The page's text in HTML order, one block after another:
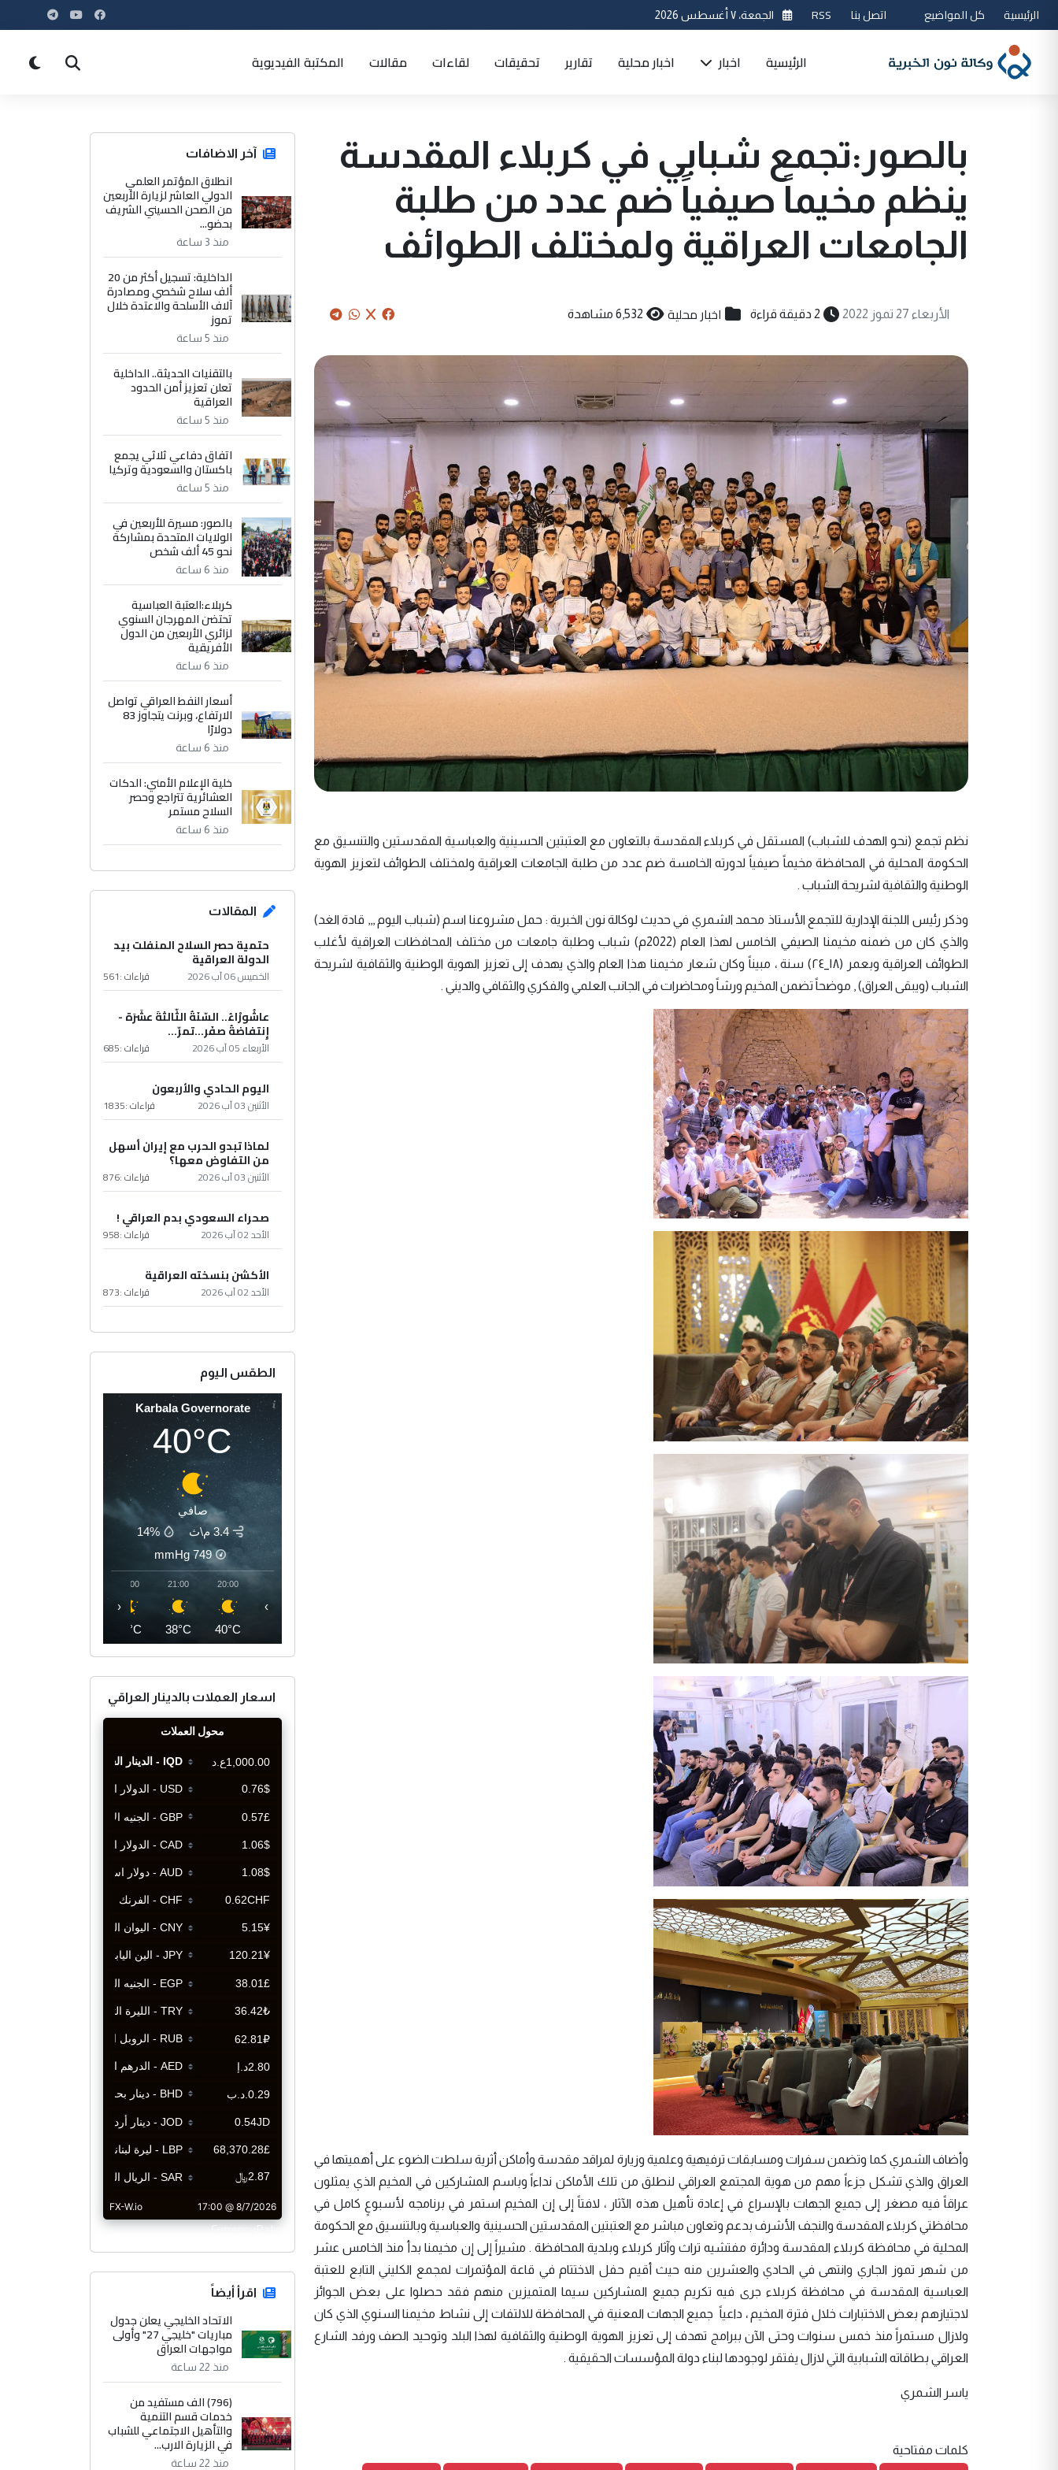
الرئيسية كل المواضيع اتصل بنا RSS الجمعة، ٧ أغسطس 2026
الرئيسية اخبار اخبار محلية تقارير تحقيقات لقاءات مقالات المكتبة الفيديوية
بالصور:تجمع شبابي في كربلاء المقدسة
ينظم مخيماً صيفياً ضم عدد من طلبة
الجامعات العراقية ولمختلف الطوائف
الأربعاء 27 تموز 2022 2 دقيقة قراءة اخبار محلية 6,532 مشاهدة
نظم تجمع (نحو الهدف للشباب) المستقل في كربلاء المقدسة بالتعاون مع العتبتين الحسينية والعباسية المقدستين والتنسيق مع
الحكومة المحلية في المحافظة مخيماً صيفياً لدورته الخامسة ضم عدد من طلبة الجامعات العراقية ولمختلف الطوائف لتعزيز الهوية
الوطنية والثقافية لشريحة الشباب .
وذكر رئيس اللجنة الإدارية للتجمع الأستاذ محمد الشمري في حديث لوكالة نون الخبرية : حمل مشروعنا اسم (شباب اليوم ,,, قادة الغد)
والذي كان من ضمنه مخيمنا الصيفي الخامس لهذا العام (2022م) شباب وطلبة جامعات من مختلف المحافظات العراقية لأغلب
الطوائف العراقية وبعمر (١٨_٢٤) سنة ، مبيناً وكان شعار مخيمنا هذا العام والذي يهدف إلى تعزيز الهوية الوطنية والثقافية لشريحة
الشباب (ويبقى العراق) , موضحاً تضمن المخيم ورشاً ومحاضرات في الجانب العلمي والفكري والثقافي والديني .
وأضاف الشمري كما وتضمن سفرات ومسابقات ترفيهية وعلمية وزيارة لمراقد مقدسة وأماكن أثرية سلطت الضوء على أهميتها في
العراق والذي تشكل جزءاً مهم من هوية المجتمع العراقي لنطلق من تلك الأماكن نداءاً وباسم المشاركين في المخيم الذي يمثلون
عراقاً فيه مصغر إلى جميع الجهات بالإسراع في إعادة تأهيل هذه الآثار ، لافتاً إلى إن المخيم استمر في برنامجه لأسبوعٍ كامل في
محافظتي كربلاء المقدسة والنجف الأشرف بدعم وتعاون مباشر مع العتبتين المقدستين الحسينية والعباسية وبالتنسيق مع الحكومة
المحلية في محافظة كربلاء المقدسة ودائرة مفتشيه تراث وآثار كربلاء وبلدية المحافظة . مشيراً إلى إن مخيمنا بدأ منذ الخامس عشر
من شهر تموز الجاري وانتهى في الحادي والعشرين منه حيث أقيم حفل الاختتام في قاعة المؤتمرات لمجمع الكليني التابع للعتبة
العباسية المقدسة في محافظة كربلاء جرى فيه تكريم جميع المشاركين سيما المتميزين منهم فقد حصلوا على بعض الجوائز
لاجتيازهم بعض الاختبارات خلال فترة المخيم ، داعياً جميع الجهات المعنية في المحافظة للالتفات إلى نشاط مخيمنا السنوي الذي كان
ولازال مستمراً منذ خمس سنوات وحتى الآن ببرامج تهدف إلى تعزيز الهوية الوطنية والثقافية لهذا البلد وتوحيد الصف ورفد الشارع
العراقي بطاقاته الشبابية التي لازال يفتقر لوجودها لبناء دولة المؤسسات الحقيقية .
ياسر الشمري
كلمات مفتاحية
آخر الاضافات
انطلاق المؤتمر العلمي
الدولي العاشر لزيارة الأربعين
من الصحن الحسيني الشريف
بحضو...
منذ 3 ساعة
الداخلية: تسجيل أكثر من 20
ألف سلاح شخصي ومصادرة
آلاف الأسلحة والاعتدة خلال
تموز
منذ 5 ساعة
بالتقنيات الحديثة.. الداخلية
تعلن تعزيز أمن الحدود
العراقية
منذ 5 ساعة
اتفاق دفاعي ثلاثي يجمع
باكستان والسعودية وتركيا
منذ 5 ساعة
بالصور: مسيرة للأربعين في
الولايات المتحدة بمشاركة
نحو 45 ألف شخص
منذ 6 ساعة
كربلاء:العتبة العباسية
تحتضن المهرجان السنوي
لزائري الأربعين من الدول
الأفريقية
منذ 6 ساعة
أسعار النفط العراقي تواصل
الارتفاع، وبرنت يتجاوز 83
دولارًا
منذ 6 ساعة
خلية الإعلام الأمني: الدكات
العشائرية تتراجع وحصر
السلاح مستمر
منذ 6 ساعة
المقالات
حتمية حصر السلاح المنفلت بيد
الدولة العراقية
الخميس 06 آب 2026 قراءات :561
عاشُورْاءُ.. السّنَةُ الثّالثةَ عشَرَة -
إِنتفاضةُ صفَر…تمرّ...
الأربعاء 05 آب 2026 قراءات :685
اليوم الحادي والأربعون
الأثنين 03 آب 2026 قراءات :1835
لماذا تبدو الحرب مع إيران أسهل
من التفاوض معها؟
الأثنين 03 آب 2026 قراءات :876
صحراء السعودي بدم العراقي !
الأحد 02 آب 2026 قراءات :958
الأكشن بنسخته العراقية
الأحد 02 آب 2026 قراءات :873
الطقس اليوم
Karbala Governorate
40°C
صافي
3.4 م\ث
14%
749
mmHg
20:00
40°C
21:00
38°C
22:00
37°C
‹ ›
اسعار العملات بالدينار العراقي
CurrencyRate
اقرأ أيضاً
الاتحاد الخليجي يعلن جدول
مباريات "خليجي 27" وأولى
مواجهات العراق
منذ 22 ساعة
(796) الف مستفيد من
خدمات قسم التنمية
والتأهيل الاجتماعي للشباب
في الزيارة الارب...
منذ 22 ساعة